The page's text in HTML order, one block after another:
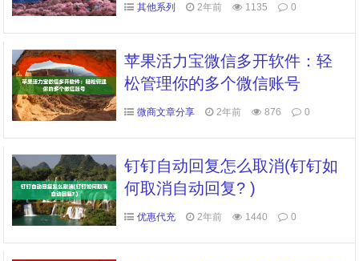
其他系列 2年前 1135 0
苹果活力宝微信多开软件：轻
松管理你的多个微信账号
微商文章分享 2年前 876 0
钉钉自动回复怎么取消(钉钉如
何取消自动回复? )
优惠代充 2年前 1440 0